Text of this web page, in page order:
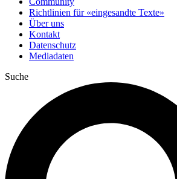
Richtlinien für «eingesandte Texte»
Über uns
Kontakt
Datenschutz
Mediadaten
Suche